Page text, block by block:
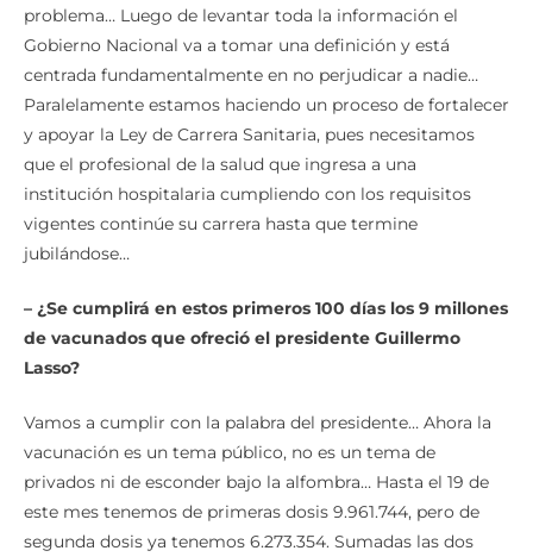
problema… Luego de levantar toda la información el
Gobierno Nacional va a tomar una definición y está
centrada fundamentalmente en no perjudicar a nadie…
Paralelamente estamos haciendo un proceso de fortalecer
y apoyar la Ley de Carrera Sanitaria, pues necesitamos
que el profesional de la salud que ingresa a una
institución hospitalaria cumpliendo con los requisitos
vigentes continúe su carrera hasta que termine
jubilándose…
– ¿Se cumplirá en estos primeros 100 días los 9 millones
de vacunados que ofreció el presidente Guillermo
Lasso?
Vamos a cumplir con la palabra del presidente… Ahora la
vacunación es un tema público, no es un tema de
privados ni de esconder bajo la alfombra… Hasta el 19 de
este mes tenemos de primeras dosis 9.961.744, pero de
segunda dosis ya tenemos 6.273.354. Sumadas las dos